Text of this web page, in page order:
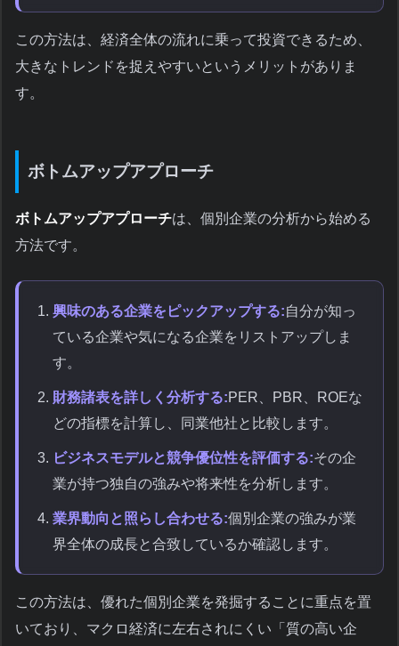
この方法は、経済全体の流れに乗って投資できるため、
大きなトレンドを捉えやすいというメリットがありま
す。
ボトムアップアプローチ
ボトムアップアプローチは、個別企業の分析から始める
方法です。
興味のある企業をピックアップする:自分が知っ
ている企業や気になる企業をリストアップしま
す。
財務諸表を詳しく分析する:PER、PBR、ROEな
どの指標を計算し、同業他社と比較します。
ビジネスモデルと競争優位性を評価する:その企
業が持つ独自の強みや将来性を分析します。
業界動向と照らし合わせる:個別企業の強みが業
界全体の成長と合致しているか確認します。
この方法は、優れた個別企業を発掘することに重点を置
いており、マクロ経済に左右されにくい「質の高い企